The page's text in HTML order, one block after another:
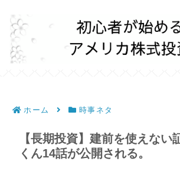
ホーム 時事ネタ
【長期投資】建前を使えない
くん14話が公開される。